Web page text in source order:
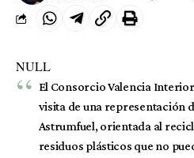
NULL
El Consorcio Valencia
visita de una representación
Astrumfuel, orientada al
residuos plásticos que no